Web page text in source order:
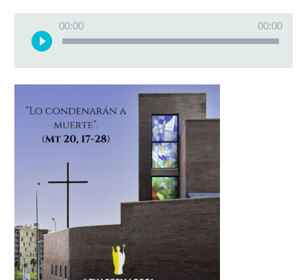
Reproductor
00:00 00:00